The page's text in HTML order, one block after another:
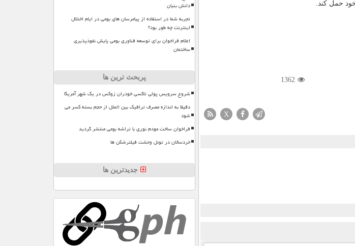
1362
X
دانش بنیان
تجربه شما در استفاده از پیامرسان های بومی در ایام اختلال
اینترنت چه طور بود؟
اعلام فراخوان برای توسعه فناوری بومی پایش نفوذپذیری
ساختمان
پربحث ترین ها
شروع سرویس پولی تاکسی خودران زوکس در یک شهر آمریکا
دقیقا به اندازه مصرف ترافیک بین الملل از حجم بسته کسر می
شود
فراخوان ساخت مودم نوری با تراشه بومی منتشر گردید
خردسالان در تونل وحشت فیلترشکن ها
جدیدترین ها